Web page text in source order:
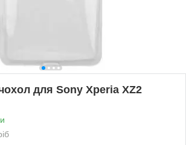
для Sony Xperia XZ2